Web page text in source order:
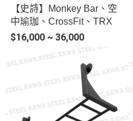
【史詩】Monkey Bar、空
中瑜珈、CrossFit、TRX
$16,000 ~ 36,000